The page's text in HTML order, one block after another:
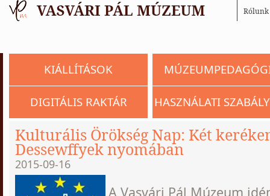
Rólunk
KIÁLLÍTÁSOK
DIGITÁLIS RAKTÁR HASZNÁLATI
Kulturális Örökség Nap: Két
Dessewffyek nyomában
2015-09-16
A Vasvári Pál Múzeum